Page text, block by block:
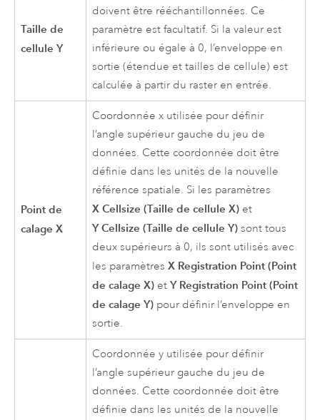
Taille de
cellule Y
doivent être rééchantillonnées. Ce
paramètre est facultatif. Si la valeur est
inférieure ou égale à 0, l’enveloppe en
sortie (étendue et tailles de cellule) est
calculée à partir du raster en entrée.
Point de
calage X
Coordonnée x utilisée pour définir
l’angle supérieur gauche du jeu de
données. Cette coordonnée doit être
définie dans les unités de la nouvelle
référence spatiale. Si les paramètres
X Cellsize (Taille de cellule X) et
Y Cellsize (Taille de cellule Y) sont tous
deux supérieurs à 0, ils sont utilisés avec
les paramètresX Registration Point (Point
de calage X) etY Registration Point (Point
de calage Y) pour définir l’enveloppe en
sortie.
Coordonnée y utilisée pour définir
l’angle supérieur gauche du jeu de
données. Cette coordonnée doit être
définie dans les unités de la nouvelle